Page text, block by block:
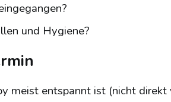
und Hygiene?
meist entspannt ist (nicht direkt